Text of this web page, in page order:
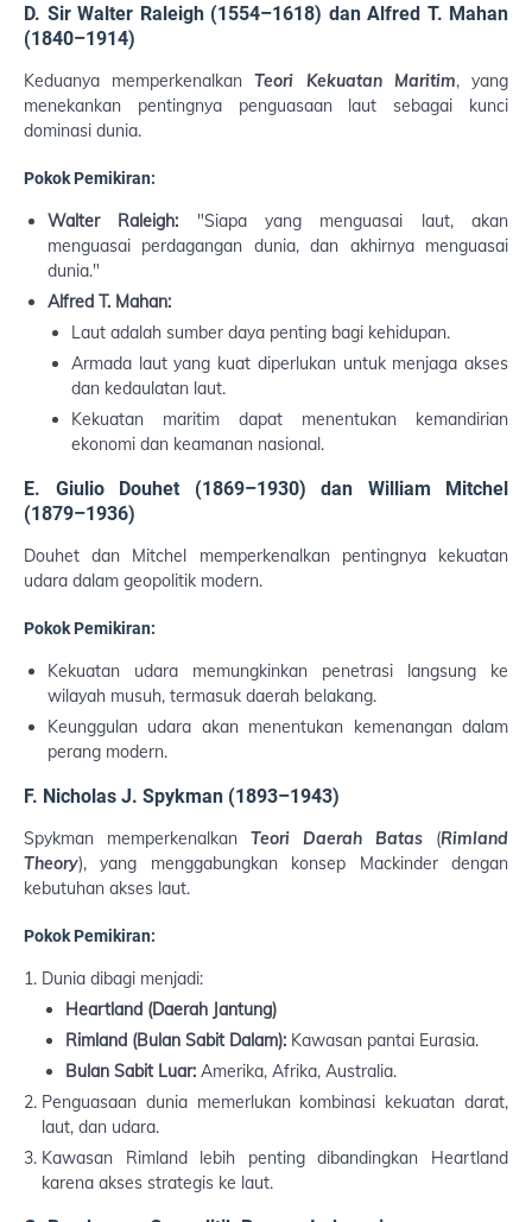
D. Sir Walter Raleigh (1554–1618) dan Alfred T. Mahan
(1840–1914)
Keduanya memperkenalkanTeori Kekuatan Maritim, yang
menekankan pentingnya penguasaan laut sebagai kunci
dominasi dunia.
Pokok Pemikiran:
Walter Raleigh: "Siapa yang menguasai laut, akan
menguasai perdagangan dunia, dan akhirnya menguasai
dunia."
Alfred T. Mahan:
Laut adalah sumber daya penting bagi kehidupan.
Armada laut yang kuat diperlukan untuk menjaga akses
dan kedaulatan laut.
Kekuatan maritim dapat menentukan kemandirian
ekonomi dan keamanan nasional.
E. Giulio Douhet (1869–1930) dan William Mitchel
(1879–1936)
Douhet dan Mitchel memperkenalkan pentingnya kekuatan
udara dalam geopolitik modern.
Pokok Pemikiran:
Kekuatan udara memungkinkan penetrasi langsung ke
wilayah musuh, termasuk daerah belakang.
Keunggulan udara akan menentukan kemenangan dalam
perang modern.
F. Nicholas J. Spykman (1893–1943)
Spykman memperkenalkan Teori Daerah Batas (Rimland
Theory), yang menggabungkan konsep Mackinder dengan
kebutuhan akses laut.
Pokok Pemikiran:
Dunia dibagi menjadi:
Heartland (Daerah Jantung)
Rimland (Bulan Sabit Dalam): Kawasan pantai Eurasia.
Bulan Sabit Luar: Amerika, Afrika, Australia.
Penguasaan dunia memerlukan kombinasi kekuatan darat,
laut, dan udara.
Kawasan Rimland lebih penting dibandingkan Heartland
karena akses strategis ke laut.